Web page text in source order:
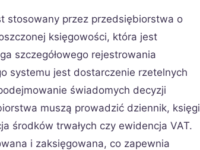
stosowany przez przedsiębiorstwa o
księgowości, która jest
szczegółowego rejestrowania
systemu jest dostarczenie rzetelnych
świadomych decyzji
muszą prowadzić dziennik, księgi
środków trwałych czy ewidencja VAT.
i zaksięgowana, co zapewnia